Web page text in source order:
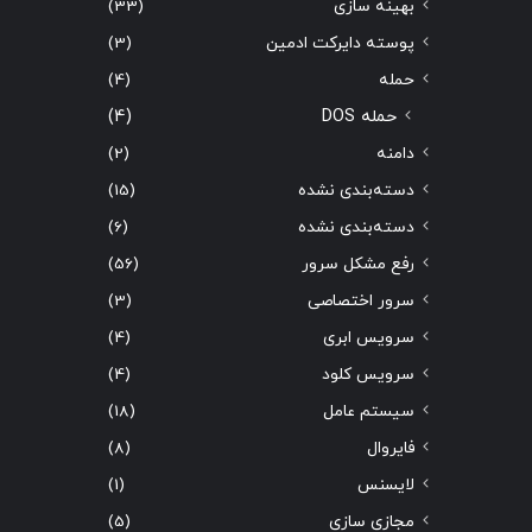
بهینه سازی
(33)
پوسته دایرکت ادمین
(3)
حمله
(4)
حمله DOS (4)
دامنه
(2)
دسته‌بندی نشده
(15)
دسته‌بندی نشده
(6)
رفع مشکل سرور
(56)
سرور اختصاصی
(3)
سرویس ابری
(4)
سرویس کلود
(4)
سیستم عامل
(18)
فایروال
(8)
لایسنس
(1)
مجازی سازی
(5)